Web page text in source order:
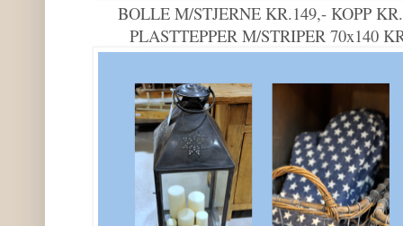
BOLLE M/STJERNE KR.149,- KOPP
PLASTTEPPER M/STRIPER 70x140